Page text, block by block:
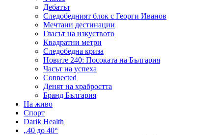
Дебатът
Следобедният блок с Георги Иванов
Мечтани дестинации
Гласът на изкуството
Квадратни метри
Следобедна криза
Новите 240: Посоката на България
Часът на успеха
Connected
Денят на храбростта
Бранд България
На живо
Спорт
Darik Health
„40 до 40“